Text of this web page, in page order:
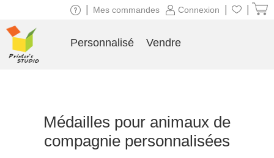
Médailles pour animaux de
compagnie personnalisées
Connexion
Mes commandes
Personnalisé Vendre